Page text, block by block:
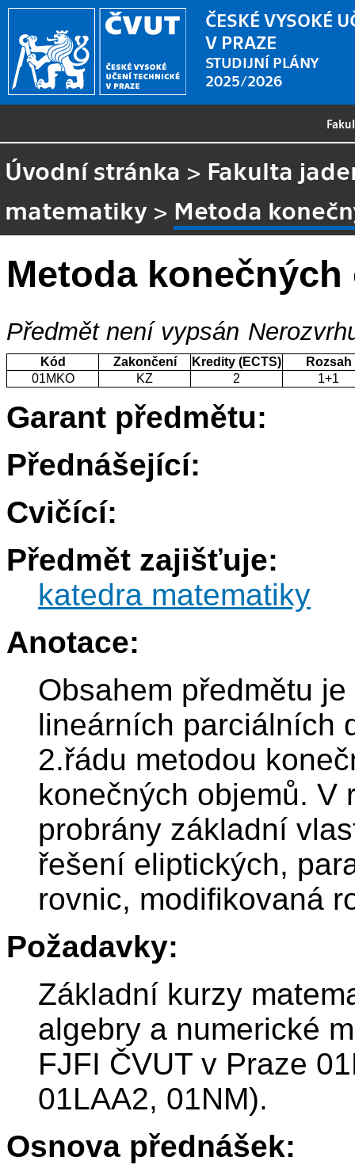
ČESKÉ VYSOKÉ
V PRAZE
STUDIJNÍ PLÁNY
2025/2026
Úvodní stránka > Fakulta
matematiky > Metoda
Metoda konečných
Předmět není vypsán
Kód Zakončení Kredity (ECTS)
Rozsah
01MKO
KZ 2 1+1
Garant předmětu:
Přednášející:
Cvičící:
Předmět zajišťuje:
katedra matematiky
Anotace:
Obsahem předmětu
lineárních parciálních
2.řádu metodou
konečných objemů. V
probrány základní
řešení eliptických,
rovnic, modifikovaná
Požadavky:
Základní kurzy
algebry a numerické
FJFI ČVUT v Praze
01LAA2, 01NM).
Osnova přednášek: